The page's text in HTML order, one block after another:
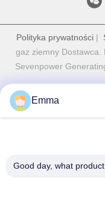
Polityka prywatności |
gaz ziemny
Sevenpower
Emma
Good day, what